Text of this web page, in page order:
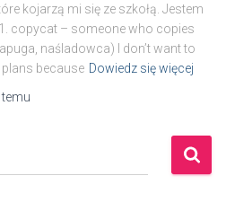
kojarzą mi się ze szkołą. Jestem
copycat – someone who copies
naśladowca) I don’t want to
because Dowiedz się więcej
temu